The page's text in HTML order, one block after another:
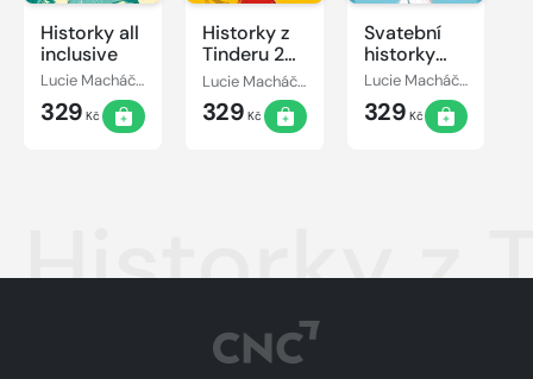
Historky all
inclusive
Lucie Macháčková
329 Kč
Historky z
Tinderu 2
aneb Láska,
sex a ten
pravý nikde
Lucie Macháčková
329 Kč
Svatební
historky
aneb Jak
jsem se
nevdala
Lucie Macháčková
329 Kč
Historky z